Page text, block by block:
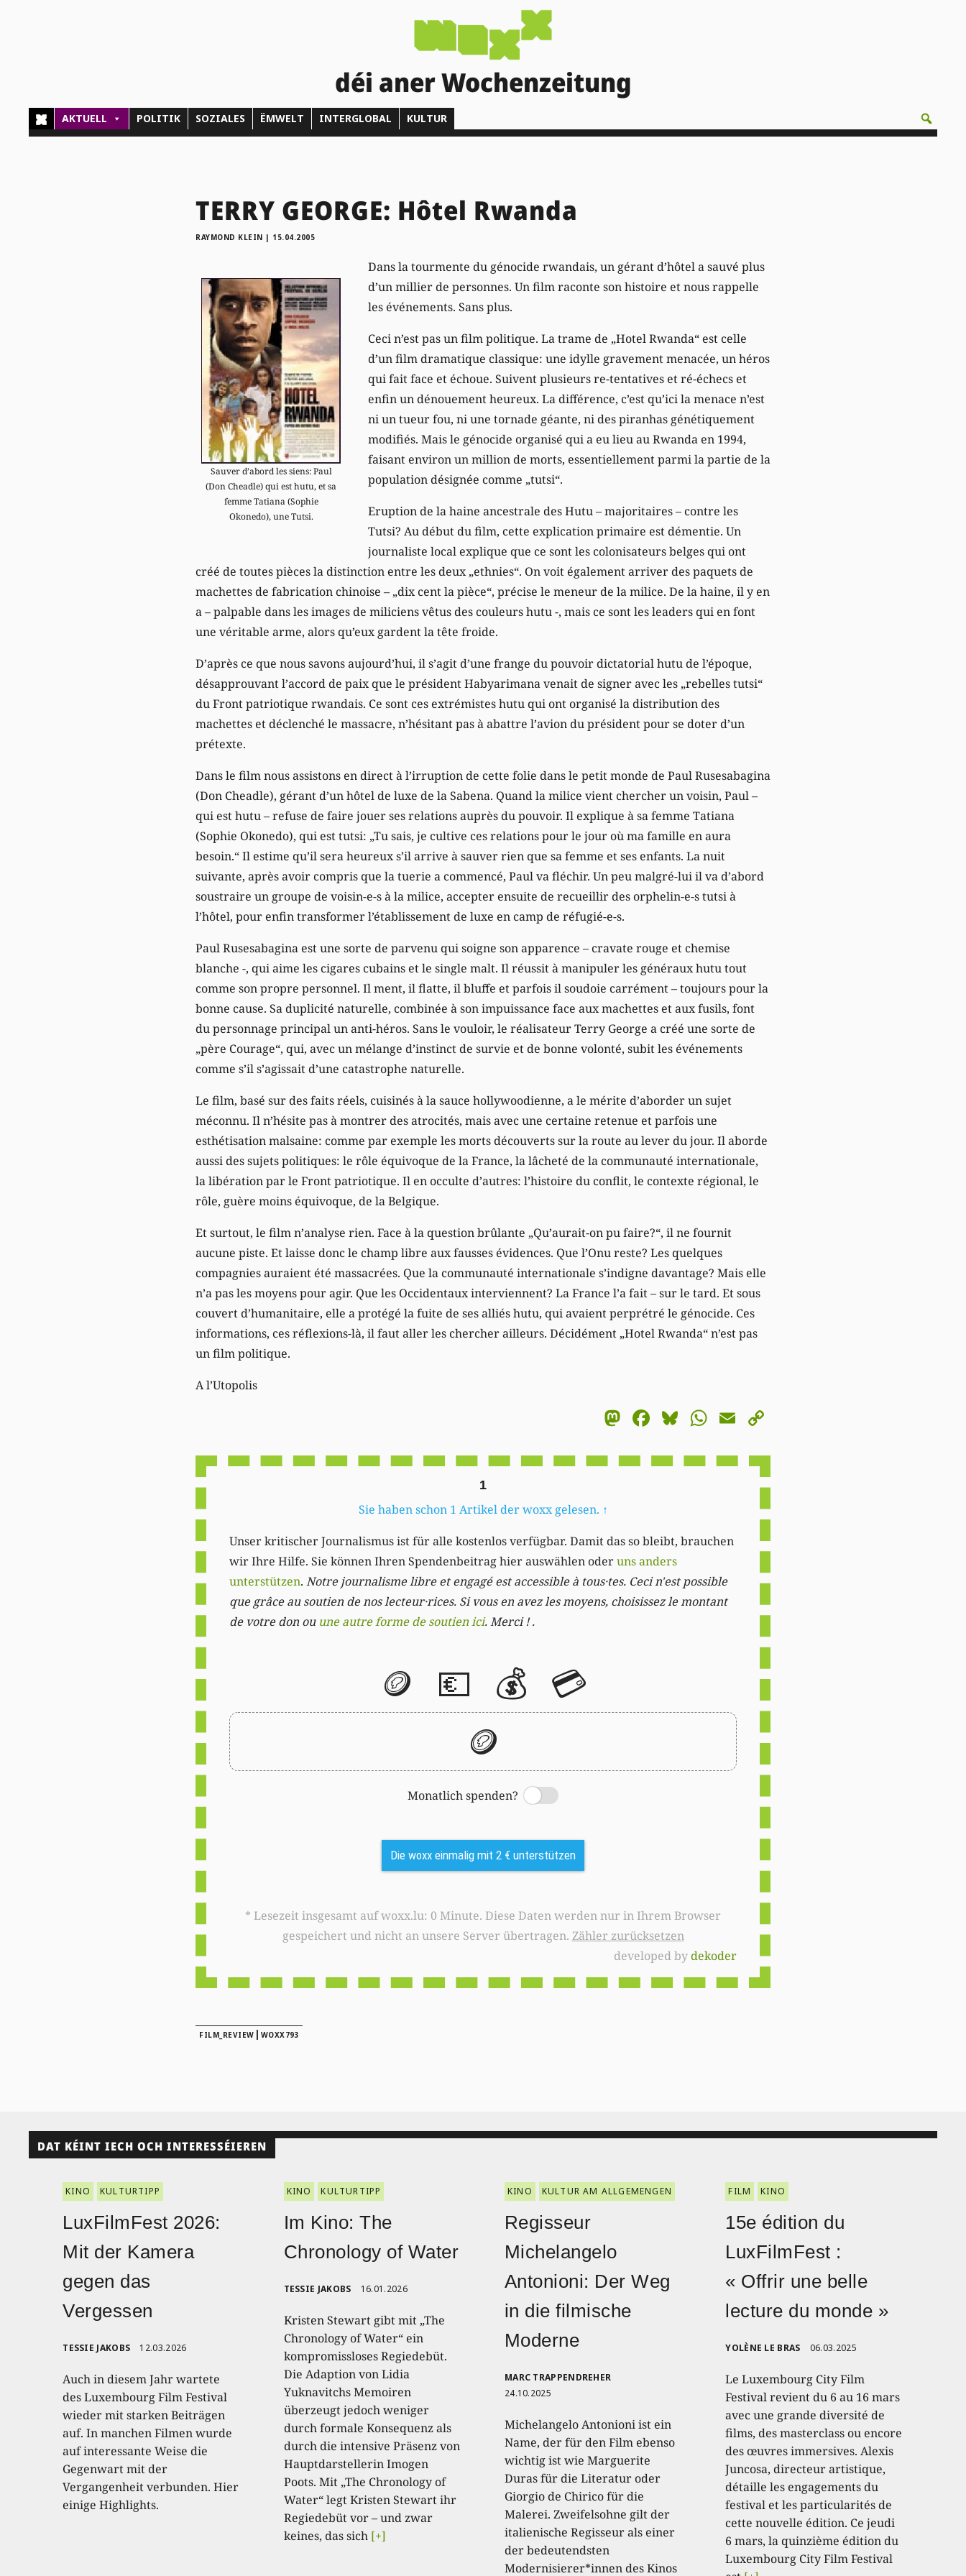
déi aner Wochenzeitung
AKTUELL POLITIK SOZIALES ËMWELT INTERGLOBAL KULTUR
TERRY GEORGE: Hôtel Rwanda
RAYMOND KLEIN | 15.04.2005
Sauver d’abord les siens: Paul
(Don Cheadle) qui est hutu, et sa
femme Tatiana (Sophie
Okonedo), une Tutsi.
Dans la tourmente du génocide rwandais, un gérant d’hôtel a sauvé plus
d’un millier de personnes. Un film raconte son histoire et nous rappelle
les événements. Sans plus.
Ceci n’est pas un film politique. La trame de „Hotel Rwanda“ est celle
d’un film dramatique classique: une idylle gravement menacée, un héros
qui fait face et échoue. Suivent plusieurs re-tentatives et ré-échecs et
enfin un dénouement heureux. La différence, c’est qu’ici la menace n’est
ni un tueur fou, ni une tornade géante, ni des piranhas génétiquement
modifiés. Mais le génocide organisé qui a eu lieu au Rwanda en 1994,
faisant environ un million de morts, essentiellement parmi la partie de la
population désignée comme „tutsi“.
Eruption de la haine ancestrale des Hutu – majoritaires – contre les
Tutsi? Au début du film, cette explication primaire est démentie. Un
journaliste local explique que ce sont les colonisateurs belges qui ont
créé de toutes pièces la distinction entre les deux „ethnies“. On voit également arriver des paquets de
machettes de fabrication chinoise – „dix cent la pièce“, précise le meneur de la milice. De la haine, il y en
a – palpable dans les images de miliciens vêtus des couleurs hutu -, mais ce sont les leaders qui en font
une véritable arme, alors qu’eux gardent la tête froide.
D’après ce que nous savons aujourd’hui, il s’agit d’une frange du pouvoir dictatorial hutu de l’époque,
désapprouvant l’accord de paix que le président Habyarimana venait de signer avec les „rebelles tutsi“
du Front patriotique rwandais. Ce sont ces extrémistes hutu qui ont organisé la distribution des
machettes et déclenché le massacre, n’hésitant pas à abattre l’avion du président pour se doter d’un
prétexte.
Dans le film nous assistons en direct à l’irruption de cette folie dans le petit monde de Paul Rusesabagina
(Don Cheadle), gérant d’un hôtel de luxe de la Sabena. Quand la milice vient chercher un voisin, Paul –
qui est hutu – refuse de faire jouer ses relations auprès du pouvoir. Il explique à sa femme Tatiana
(Sophie Okonedo), qui est tutsi: „Tu sais, je cultive ces relations pour le jour où ma famille en aura
besoin.“ Il estime qu’il sera heureux s’il arrive à sauver rien que sa femme et ses enfants. La nuit
suivante, après avoir compris que la tuerie a commencé, Paul va fléchir. Un peu malgré-lui il va d’abord
soustraire un groupe de voisin-e-s à la milice, accepter ensuite de recueillir des orphelin-e-s tutsi à
l’hôtel, pour enfin transformer l’établissement de luxe en camp de réfugié-e-s.
Paul Rusesabagina est une sorte de parvenu qui soigne son apparence – cravate rouge et chemise
blanche -, qui aime les cigares cubains et le single malt. Il réussit à manipuler les généraux hutu tout
comme son propre personnel. Il ment, il flatte, il bluffe et parfois il soudoie carrément – toujours pour la
bonne cause. Sa duplicité naturelle, combinée à son impuissance face aux machettes et aux fusils, font
du personnage principal un anti-héros. Sans le vouloir, le réalisateur Terry George a créé une sorte de
„père Courage“, qui, avec un mélange d’instinct de survie et de bonne volonté, subit les événements
comme s’il s’agissait d’une catastrophe naturelle.
Le film, basé sur des faits réels, cuisinés à la sauce hollywoodienne, a le mérite d’aborder un sujet
méconnu. Il n’hésite pas à montrer des atrocités, mais avec une certaine retenue et parfois une
esthétisation malsaine: comme par exemple les morts découverts sur la route au lever du jour. Il aborde
aussi des sujets politiques: le rôle équivoque de la France, la lâcheté de la communauté internationale,
la libération par le Front patriotique. Il en occulte d’autres: l’histoire du conflit, le contexte régional, le
rôle, guère moins équivoque, de la Belgique.
Et surtout, le film n’analyse rien. Face à la question brûlante „Qu’aurait-on pu faire?“, il ne fournit
aucune piste. Et laisse donc le champ libre aux fausses évidences. Que l’Onu reste? Les quelques
compagnies auraient été massacrées. Que la communauté internationale s’indigne davantage? Mais elle
n’a pas les moyens pour agir. Que les Occidentaux interviennent? La France l’a fait – sur le tard. Et sous
couvert d’humanitaire, elle a protégé la fuite de ses alliés hutu, qui avaient perprétré le génocide. Ces
informations, ces réflexions-là, il faut aller les chercher ailleurs. Décidément „Hotel Rwanda“ n’est pas
un film politique.
A l’Utopolis
Mastodon
Facebook
Bluesky
WhatsApp
Email
1
Sie haben schon 1 Artikel der woxx gelesen. ↑
Unser kritischer Journalismus ist für alle kostenlos verfügbar. Damit das so bleibt, brauchen
wir Ihre Hilfe. Sie können Ihren Spendenbeitrag hier auswählen oderuns anders
unterstützen. Notre journalisme libre et engagé est accessible à tous·tes. Ceci n'est possible
que grâce au soutien de nos lecteur·rices. Si vous en avez les moyens, choisissez le montant
de votre don ou une autre forme de soutien ici. Merci ! .
🪙 💶 💰 💳
🪙
Monatlich spenden?
Switch
Die woxx einmalig mit 2 € unterstützen
* Lesezeit insgesamt auf woxx.lu: 0 Minute. Diese Daten werden nur in Ihrem Browser
gespeichert und nicht an unsere Server übertragen. Zähler zurücksetzen
developed bydekoder
FILM_REVIEW | WOXX793
DAT KÉINT IECH OCH INTERESSÉIEREN
KINO KULTURTIPP
LuxFilmFest 2026:
Mit der Kamera
gegen das
Vergessen
TESSIE JAKOBS 12.03.2026
Auch in diesem Jahr wartete
des Luxembourg Film Festival
wieder mit starken Beiträgen
auf. In manchen Filmen wurde
auf interessante Weise die
Gegenwart mit der
Vergangenheit verbunden. Hier
einige Highlights.
KINO KULTURTIPP
Im Kino: The
Chronology of Water
TESSIE JAKOBS 16.01.2026
Kristen Stewart gibt mit „The
Chronology of Water“ ein
kompromissloses Regiedebüt.
Die Adaption von Lidia
Yuknavitchs Memoiren
überzeugt jedoch weniger
durch formale Konsequenz als
durch die intensive Präsenz von
Hauptdarstellerin Imogen
Poots. Mit „The Chronology of
Water“ legt Kristen Stewart ihr
Regiedebüt vor – und zwar
keines, das sich [+]
KINO KULTUR AM ALLGEMENGEN
Regisseur
Michelangelo
Antonioni: Der Weg
in die filmische
Moderne
MARC TRAPPENDREHER
24.10.2025
Michelangelo Antonioni ist ein
Name, der für den Film ebenso
wichtig ist wie Marguerite
Duras für die Literatur oder
Giorgio de Chirico für die
Malerei. Zweifelsohne gilt der
italienische Regisseur als einer
der bedeutendsten
Modernisierer*innen des Kinos
FILM KINO
15e édition du
LuxFilmFest :
« Offrir une belle
lecture du monde »
YOLÈNE LE BRAS 06.03.2025
Le Luxembourg City Film
Festival revient du 6 au 16 mars
avec une grande diversité de
films, des masterclass ou encore
des œuvres immersives. Alexis
Juncosa, directeur artistique,
détaille les engagements du
festival et les particularités de
cette nouvelle édition. Ce jeudi
6 mars, la quinzième édition du
Luxembourg City Film Festival